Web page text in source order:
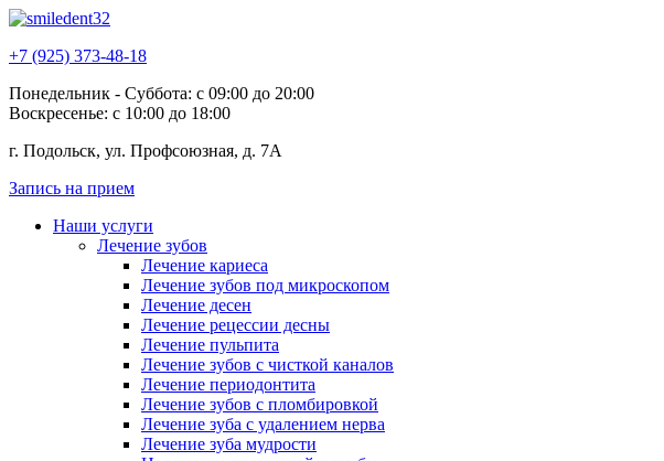
+7 (925) 373-48-18
Понедельник - Суббота: с 09:00 до 20:00
Воскресенье: с 10:00 до 18:00
г. Подольск, ул. Профсоюзная, д. 7А
Запись на прием
Наши услуги
Лечение зубов
Лечение кариеса
Лечение зубов под микроскопом
Лечение десен
Лечение рецессии десны
Лечение пульпита
Лечение зубов с чисткой каналов
Лечение периодонтита
Лечение зубов с пломбировкой
Лечение зуба с удалением нерва
Лечение зуба мудрости